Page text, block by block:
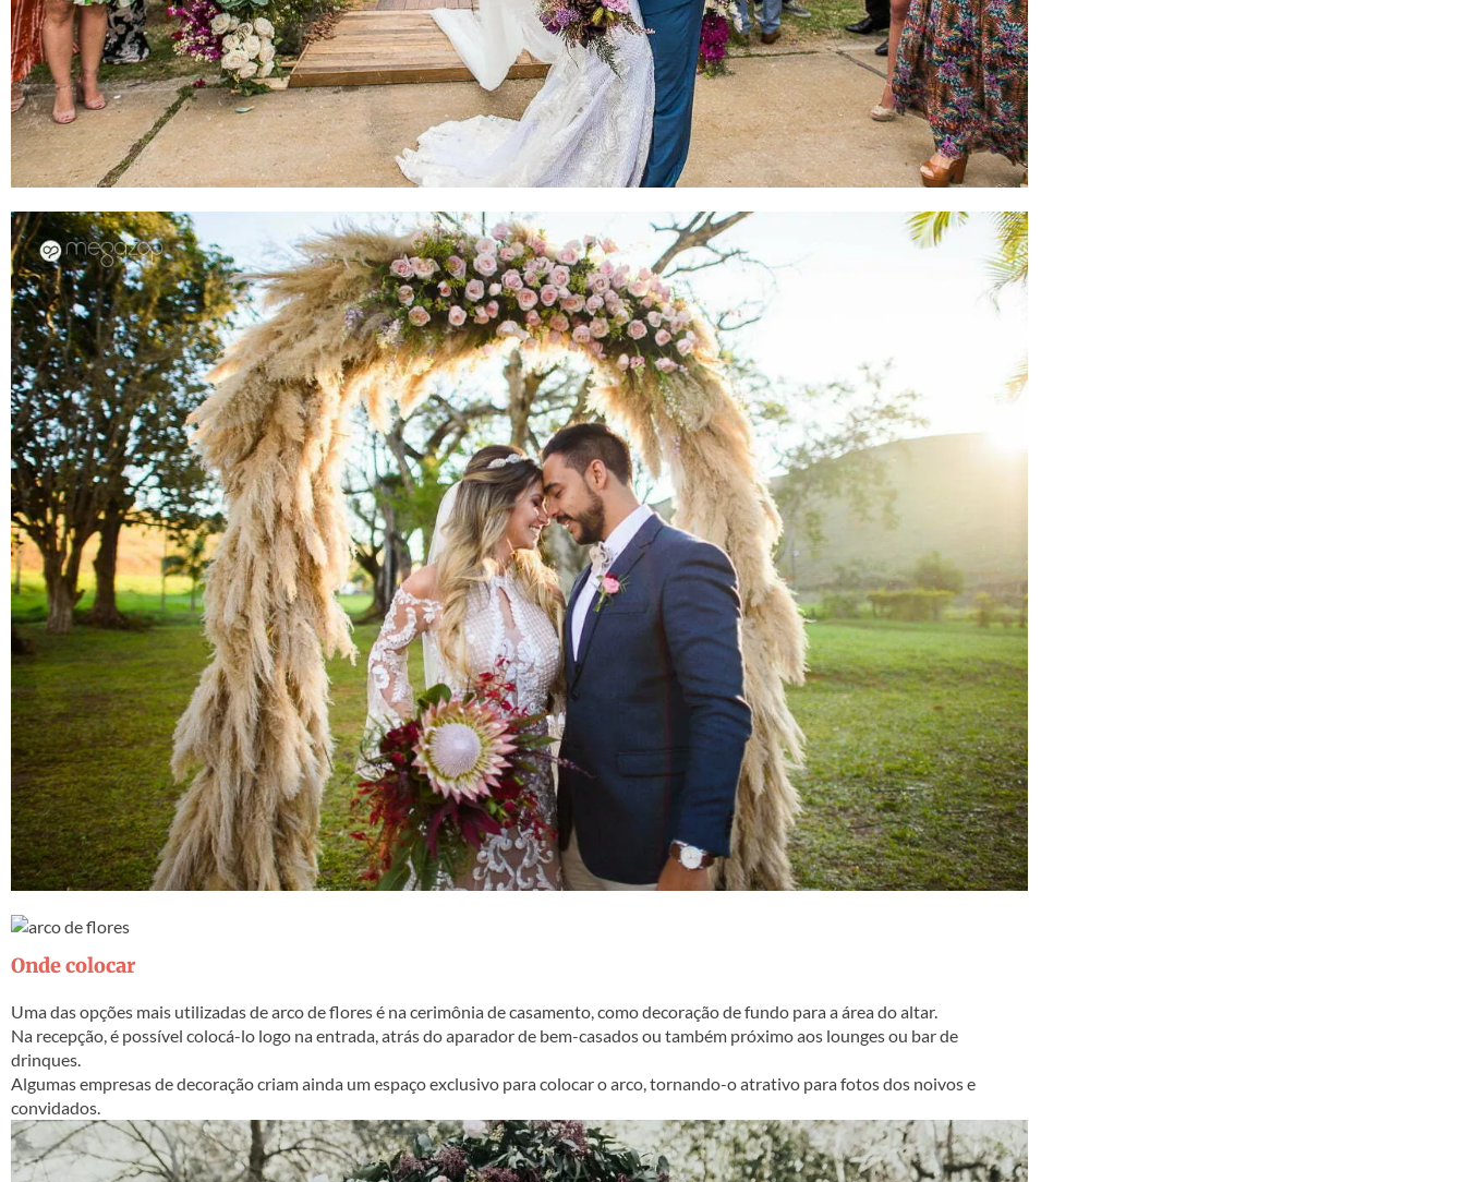
Onde colocar
Uma das opções mais utilizadas dearco de floresé na cerimônia de casamento, como decoração de fundo para a área do altar.
Na recepção, é possível colocá-lo logo na entrada, atrás do aparador de bem-casados ou também próximo aos lounges ou bar de
drinques.
Algumas empresas de decoração criam ainda um espaço exclusivo para colocar o arco, tornando-o atrativo para fotos dos noivos e
convidados.